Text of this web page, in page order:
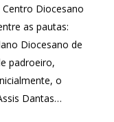
Diocesano
as pautas:
Diocesano de
padroeiro,
o
Dantas…